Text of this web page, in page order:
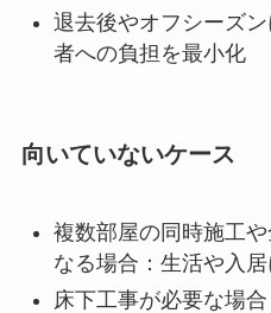
退去後やオフシーズ
者への負担を最小化
向いていないケース
複数部屋の同時施工
なる場合：生活や入
床下工事が必要な場